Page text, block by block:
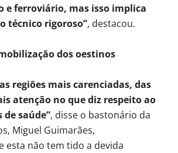
e ferroviário, mas isso implica
técnico rigoroso”, destacou.
dos oestinos
regiões mais carenciadas, das
atenção no que diz respeito ao
de saúde”, disse o bastonário da
Miguel Guimarães,
esta não tem tido a devida